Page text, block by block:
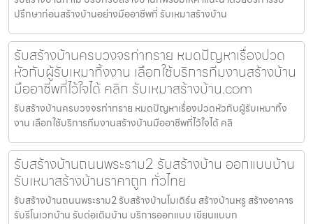
ปรึกษาก่อนสร้างบ้านอย่างมืออาชีพที่ รับเหมาสร้างบ้าน
รับสร้างบ้านครบวงจรท่าทราย หมดปัญหาเรื่องปวด
หัวกับผู้รับเหมาทิ้งงาน เลือกใช้บริการทีมงานสร้างบ้าน
มืออาชีพที่ไว้ใจได้ คลิก รับเหมาสร้างบ้าน.com
รับสร้างบ้านครบวงจรท่าทราย หมดปัญหาเรื่องปวดหัวกับผู้รับเหมาทิ้ง
งาน เลือกใช้บริการทีมงานสร้างบ้านมืออาชีพที่ไว้ใจได้ คลิ
รับสร้างบ้านถนนพระราม2 รับสร้างบ้าน ออกแบบบ้าน
รับเหมาสร้างบ้านราคาถูก ทั่วไทย
รับสร้างบ้านถนนพระราม2 รับสร้างบ้านโมเดิร์น สร้างบ้านหรู สร้างอาคาร
รับรีโนเวทบ้าน รับต่อเติมบ้าน บริการออกแบบ เขียนแบบก